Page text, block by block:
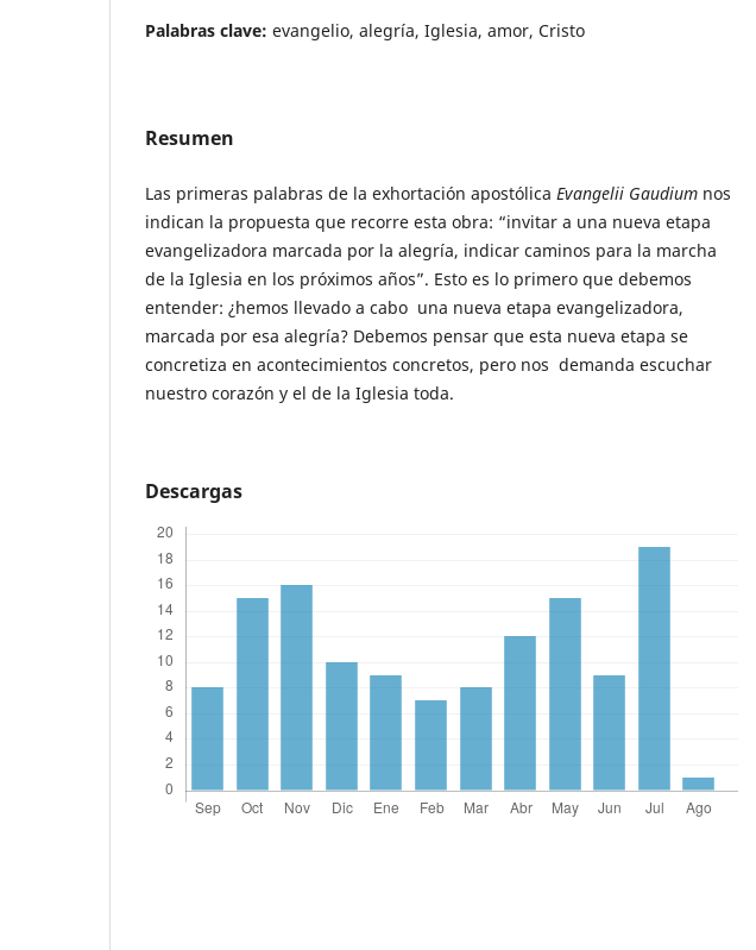
Palabras clave: evangelio, alegría, Iglesia, amor, Cristo
Resumen
Las primeras palabras de la exhortación apostólica Evangelii Gaudium nos
indican la propuesta que recorre esta obra: “invitar a una nueva etapa
evangelizadora marcada por la alegría, indicar caminos para la marcha
de la Iglesia en los próximos años”. Esto es lo primero que debemos
entender: ¿hemos llevado a cabo una nueva etapa evangelizadora,
marcada por esa alegría? Debemos pensar que esta nueva etapa se
concretiza en acontecimientos concretos, pero nos demanda escuchar
nuestro corazón y el de la Iglesia toda.
Descargas